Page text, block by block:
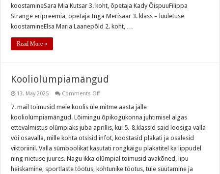
koostamineSara Mia Kutsar 3. koht, õpetaja Kady ÕispuuFilippa
Strange eripreemia, õpetaja Inga Merisaar 3. klass – luuletuse
koostamineElsa Maria Laanepõld 2. koht, …
Read More »
Kooliolümpiamängud
13. May 2025 Comments Offon
7. mail toimusid meie koolis üle mitme aasta jälle
kooliolümpiamängud. Lõimingu õpikogukonna juhtimisel algas
ettevalmistus olümpiaks juba aprillis, kui 5.-8.klassid said loosiga valla
või osavalla, mille kohta otsisid infot, koostasid plakati ja osalesid
viktoriinil. Valla sümboolikat kasutati rongkäigu plakatitel ka lippudel
ning riietuse juures. Nagu ikka olümpial toimusid avakõned, lipu
heiskamine, sportlaste tõotus, kohtunike tõotus, tule süütamine ja